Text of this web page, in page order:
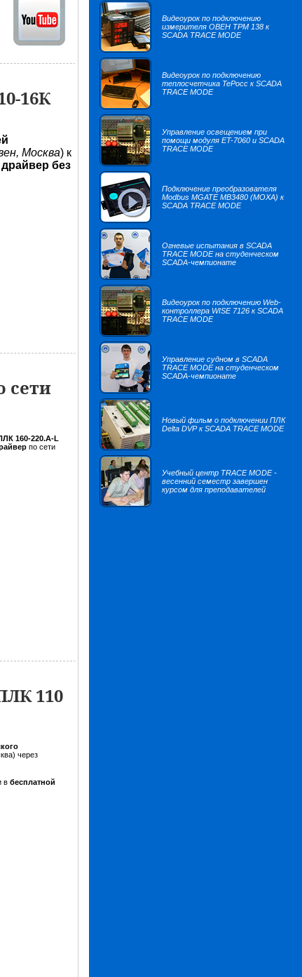
16К
Москва) к
без
сети
160-220.А-L
по сети
110
через
в бесплатной
Видеоурок по подключению
измерителя ОВЕН ТРМ 138 к
SCADA TRACE MODE
Видеоурок по подключению
теплосчетчика TePocc к SCADA
TRACE MODE
Управление освещением при
помощи модуля ET-7060 и SCADA
TRACE MODE
Подключение преобразователя
Modbus MGATE MB3480 (MOXA) к
SCADA TRACE MODE
Огневые испытания в SCADA
TRACE MODE на студенческом
SCADA-чемпионате
Видеоурок по подключению Web-
контроллера WISE 7126 к SCADA
TRACE MODE
Управление судном в SCADA
TRACE MODE на студенческом
SCADA-чемпионате
Новый фильм о подключении ПЛК
Delta DVP к SCADA TRACE MODE
Учебный центр TRACE MODE -
весенний семестр завершен
курсом для преподавателей